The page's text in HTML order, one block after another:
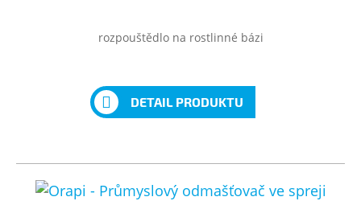
rozpouštědlo na rostlinné bázi
DETAIL PRODUKTU